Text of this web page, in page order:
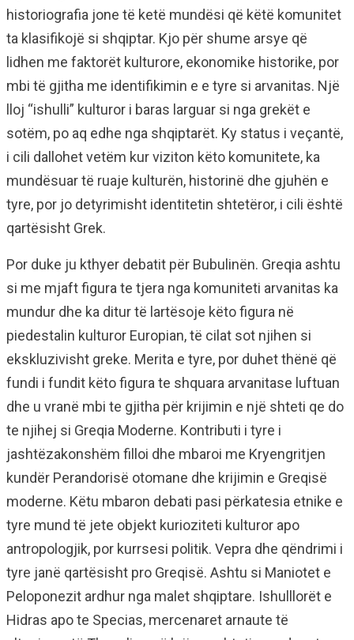
historiografia jone të ketë mundësi që këtë komunitet
ta klasifikojë si shqiptar. Kjo për shume arsye që
lidhen me faktorët kulturore, ekonomike historike, por
mbi të gjitha me identifikimin e e tyre si arvanitas. Një
lloj “ishulli” kulturor i baras larguar si nga grekët e
sotëm, po aq edhe nga shqiptarët. Ky status i veçantë,
i cili dallohet vetëm kur viziton këto komunitete, ka
mundësuar të ruaje kulturën, historinë dhe gjuhën e
tyre, por jo detyrimisht identitetin shtetëror, i cili është
qartësisht Grek.
Por duke ju kthyer debatit për Bubulinën. Greqia ashtu
si me mjaft figura te tjera nga komuniteti arvanitas ka
mundur dhe ka ditur të lartësoje këto figura në
piedestalin kulturor Europian, të cilat sot njihen si
ekskluzivisht greke. Merita e tyre, por duhet thënë që
fundi i fundit këto figura te shquara arvanitase luftuan
dhe u vranë mbi te gjitha për krijimin e një shteti qe do
te njihej si Greqia Moderne. Kontributi i tyre i
jashtëzakonshëm filloi dhe mbaroi me Kryengritjen
kundër Perandorisë otomane dhe krijimin e Greqisë
moderne. Këtu mbaron debati pasi përkatesia etnike e
tyre mund të jete objekt kurioziteti kulturor apo
antropologjik, por kurrsesi politik. Vepra dhe qëndrimi i
tyre janë qartësisht pro Greqisë. Ashtu si Maniotet e
Peloponezit ardhur nga malet shqiptare. Ishulllorët e
Hidras apo te Specias, mercenaret arnaute të